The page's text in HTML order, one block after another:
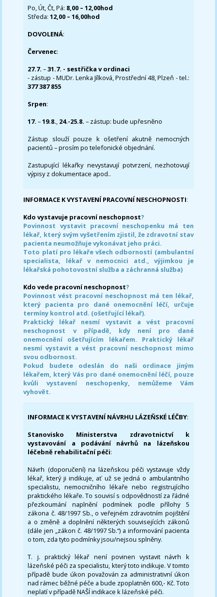
Po, Út, Čt, Pá: 8,00 – 12,00hod
Středa:12,00 – 16,00hod
DOVOLENÁ:
Červenec:
27.7.–31.7. - sestřička v ordinaci
- zástup - MUDr. Lenka Jílková, Prostřední 48, Plzeň - tel.:
377 387 855
Srpen:
17. –19.8., 24.-25.8. – zástup: bude upřesněno
Zástup slouží pouze k ošetření akutně nemocných
pacientů – prosím po telefonické objednání.
Zastupující lékařky nevystavují potvrzení, nezhotovují
výpisy z dokumentace apod..
INFORMACE K VYSTAVENÍ PRACOVNÍ NESCHOPNOSTI:
Kdo vystavuje pracovní neschopnost?
Povinnost vystavit pracovní neschopenku má ten
lékař, který svým vyšetřením zjistil, že zdravotní stav
pacienta neumožňuje vykonávat jeho práci.
Toto platí pro lékaře všech odborností (ambulantní
specialista, lékař v nemocnici atd., výjimkou je
lékařská pohotovostní služba a záchranná služba)
Kdo vede pracovní neschopnost?
Povinnost vést pracovní neschopnost má ten lékař,
který pacienta pro dané onemocnění léčí, určuje
termíny kontrol atd. (ošetřující lékař).
Praktický lékař nesmí vystavit a vést pracovní
neschopnost v případě, kdy není pro dané
onemocnění ošetřujícím lékařem. Praktický lékař
nesmí vystavit a vést pracovní neschopnost mimo
svou odbornost.
Pokud budete odeslán do naši ordinace jiným
lékařem, který Vás pro dané onemocnění léčí, pouze
kvůli vystavení neschopenky, nemůžeme Vám
vyhovět.
INFORMACE K VYSTAVENÍ NÁVRHU LÁZEŇSKÉ LÉČBY:
Stanovisko Ministerstva zdravotnictví k
vystavování a podávání návrhů na lázeňskou
léčebně rehabilitační péči:
Návrh (doporučení) na lázeňskou péči vystavuje vždy
lékař, který ji indikuje, ať už se jedná o ambulantního
specialistu, nemocničního lékaře nebo registrujícího
praktického lékaře. To souvisí s odpovědností za řádné
přezkoumání naplnění podmínek podle přílohy 5
zákona č. 48/1997 Sb., o veřejném zdravotním pojištění
a o změně a doplnění některých souvisejících zákonů
(dále jen „zákon č. 48/1997 Sb.“) a informování pacienta
o tom, zda tyto podmínky jsou/nejsou splněny.
T. j. praktický lékař není povinen vystavit návrh k
lázeňské péči za specialistu, který toto indikuje. V tomto
případě bude úkon považován za administrativní úkon
nad rámec běžné péče a bude zpoplatněn 600,- Kč. Toto
neplatí v případě NAŠÍ indikace k lázeňské péči.